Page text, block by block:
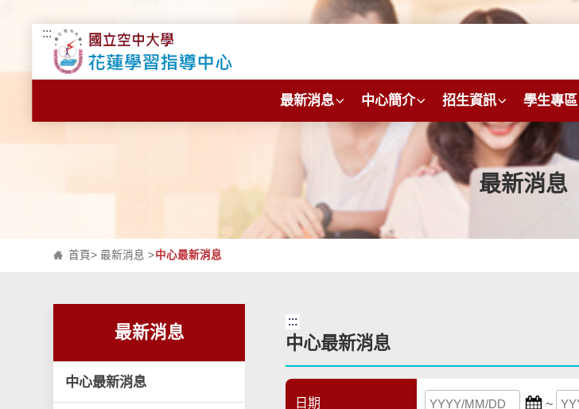
跳到主要內容區塊
:::
最新消息 中心簡介 招生資訊 學生專區
最新消息
首頁>最新消息 >中心最新消息
最新消息
中心最新消息
:::
中心最新消息
日期 ~